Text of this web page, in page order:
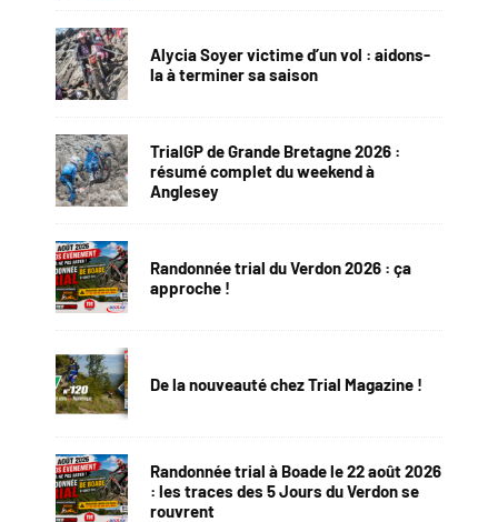
Alycia Soyer victime d’un vol : aidons-
la à terminer sa saison
TrialGP de Grande Bretagne 2026 :
résumé complet du weekend à
Anglesey
Randonnée trial du Verdon 2026 : ça
approche !
De la nouveauté chez Trial Magazine !
Randonnée trial à Boade le 22 août 2026
: les traces des 5 Jours du Verdon se
rouvrent